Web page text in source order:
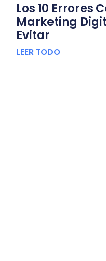
Los 10 Errores
Marketing
Evitar
LEER TODO